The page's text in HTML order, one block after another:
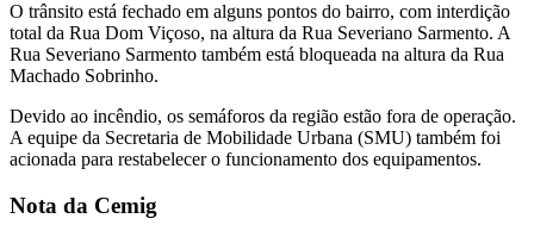
O trânsito está fechado em alguns pontos do bairro, com interdição
total da Rua Dom Viçoso, na altura da Rua Severiano Sarmento. A
Rua Severiano Sarmento também está bloqueada na altura da Rua
Machado Sobrinho.
Devido ao incêndio, os semáforos da região estão fora de operação.
A equipe da Secretaria de Mobilidade Urbana (SMU) também foi
acionada para restabelecer o funcionamento dos equipamentos.
Nota da Cemig